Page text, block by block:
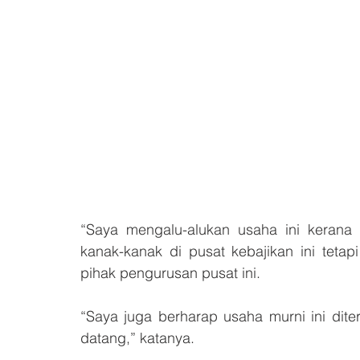
“Saya mengalu-alukan usaha ini
kanak-kanak di pusat kebajikan ini
pihak pengurusan pusat ini.
“Saya juga berharap usaha murni ini
datang,” katanya.